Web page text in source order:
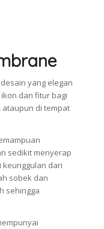
yang elegan
dan fitur bagi
di tempat
sedikit menyerap
keunggulan dari
sobek dan
sehingga